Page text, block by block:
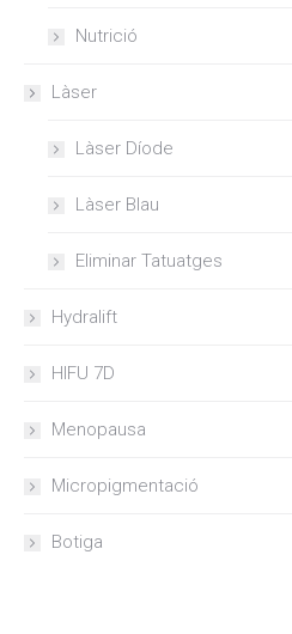
Nutrició
Làser
Làser Díode
Làser Blau
Eliminar Tatuatges
Hydralift
HIFU 7D
Menopausa
Micropigmentació
Botiga